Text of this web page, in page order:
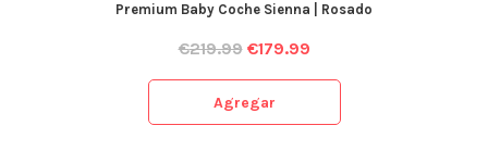
Premium Baby Coche Sienna | Rosado
€219.99 €179.99
Agregar